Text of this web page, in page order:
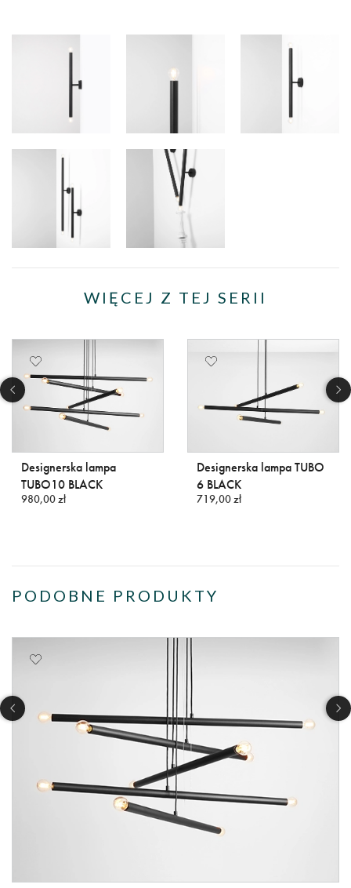
WIĘCEJ Z TEJ SERII
Designerska lampa
TUBO10 BLACK
980,00 zł
Designerska lampa TUBO
6 BLACK
719,00 zł
PODOBNE PRODUKTY